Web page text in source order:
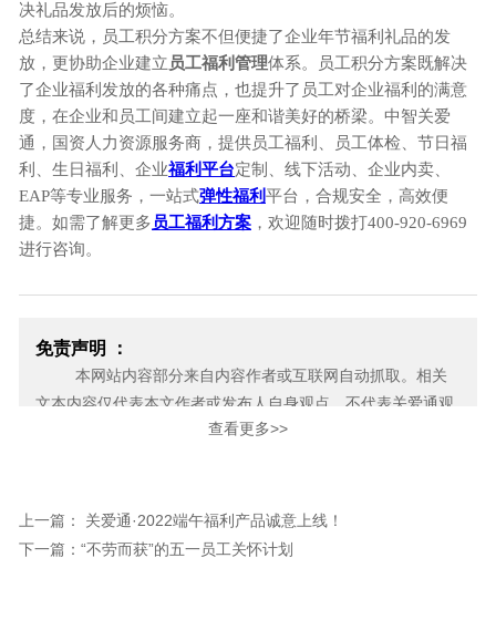
决礼品发放后的烦恼。
总结来说，员工积分方案不但便捷了企业年节福利礼品的发
放，更协助企业建立 员工福利管理体系。员工积分方案既解决
了企业福利发放的各种痛点，也提升了员工对企业福利的满意
度，在企业和员工间建立起一座和谐美好的桥梁。中智关爱
通，国资人力资源服务商，提供员工福利、员工体检、节日福
利、生日福利、企业福利平台定制、线下活动、企业内卖、
EAP等专业服务，一站式弹性福利平台，合规安全，高效便
捷。如需了解更多 员工福利方案 ，欢迎随时拨打400-920-6969
进行咨询。
免责声明 ：
本网站内容部分来自内容作者或互联网自动抓取。相关
文本内容仅代表本文作者或发布人自身观点，不代表关爱通观
点或立场。关爱通力求此信息所述内容及观点的客观公正，但
家浏览，或不应无偿使用，请及时用电子邮件或电话通知我
们，关爱通会及时采取合理措施，避免给双方造成不必要的经
查看更多>>
上一篇： 关爱通·2022端午福利产品诚意上线！
下一篇：“不劳而获”的五一员工关怀计划